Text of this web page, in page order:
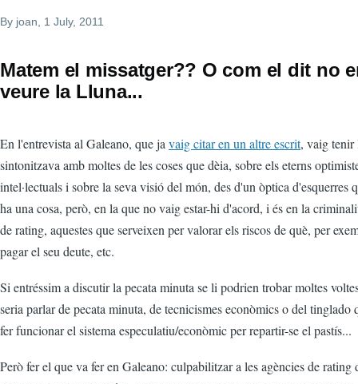
By joan , 1 July, 2011
Matem el missatger?? O com el dit no
veure la Lluna...
En l'entrevista al Galeano, que ja vaig citar en un altre escrit, vaig tenir
sintonitzava amb moltes de les coses que dèia, sobre els eterns
intel·lectuals i sobre la seva visió del món, des d'un òptica d'esquerres
ha una cosa, però, en la que no vaig estar-hi d'acord, i és en la
de rating, aquestes que serveixen per valorar els riscos de què, per
pagar el seu deute, etc.
Si entréssim a discutir la pecata minuta se li podrien trobar moltes
seria parlar de pecata minuta, de tecnicismes econòmics o del tinglado
fer funcionar el sistema especulatiu/econòmic per repartir-se el pastís...
Però fer el que va fer en Galeano: culpabilitzar a les agències de rating